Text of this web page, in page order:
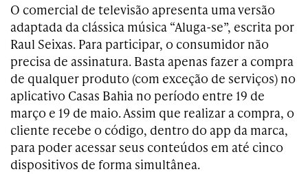
O comercial de televisão apresenta uma versão
adaptada da clássica música “Aluga-se”, escrita por
Raul Seixas. Para participar, o consumidor não
precisa de assinatura. Basta apenas fazer a compra
de qualquer produto (com exceção de serviços) no
aplicativo Casas Bahia no período entre 19 de
março e 19 de maio. Assim que realizar a compra, o
cliente recebe o código, dentro do app da marca,
para poder acessar seus conteúdos em até cinco
dispositivos de forma simultânea.